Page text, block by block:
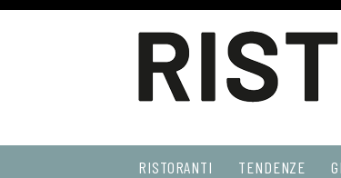
Web
RISTORANTI TENDENZE